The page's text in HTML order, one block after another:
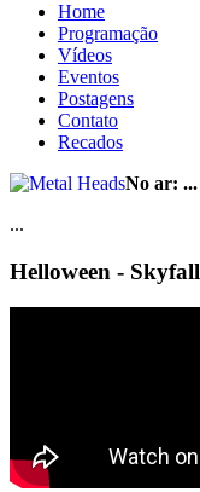
Home
Programação
Vídeos
Eventos
Postagens
Contato
Recados
No ar: ...
...
Helloween - Skyfall